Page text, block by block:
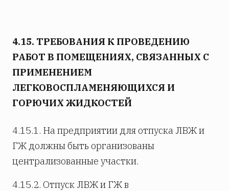
4.15. ТРЕБОВАНИЯ К ПРОВЕДЕНИЮ
РАБОТ В ПОМЕЩЕНИЯХ, СВЯЗАННЫХ С
ПРИМЕНЕНИЕМ
ЛЕГКОВОСПЛАМЕНЯЮЩИХСЯ И
ГОРЮЧИХ ЖИДКОСТЕЙ
4.15.1. На предприятии для отпуска ЛВЖ и
ГЖ должны быть организованы
централизованные участки.
4.15.2. Отпуск ЛВЖ и ГЖ в